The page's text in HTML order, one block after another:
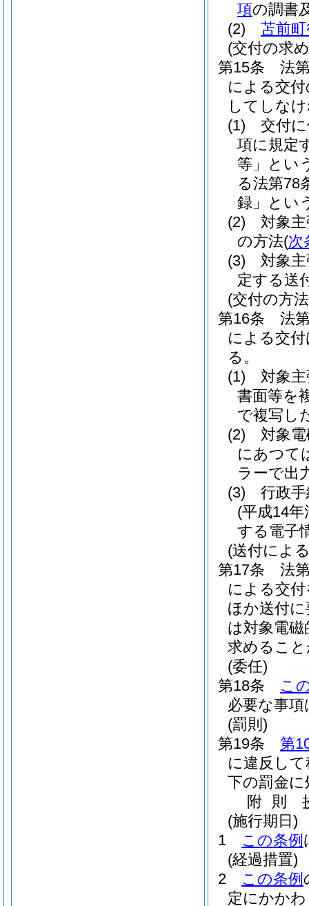
項の調書
(2)
苫前
(交付の求
第15条
法
による交
してしな
(1)
交付
項に規定
等」とい
る法第78
録」とい
(2)
対象
の方法(次
(3)
対象
定する送
(交付の方
第16条
法
による交
る。
(1)
対象
書面等を
で複写し
(2)
対象
にあつて
ラーで出
(3)
行政
(平成14
する電子
(送付によ
第17条
法
による交
ほか送付
は対象電
求めるこ
(委任)
第18条
こ
必要な事
(罰則)
第19条
第
に違反し
下の罰金
附 則
(施行期日)
1
この条例
(経過措置)
2
この条例
定にかか